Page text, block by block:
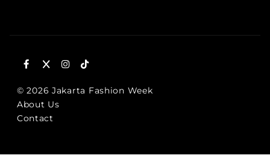
© 2026 Jakarta Fashion Week
About Us
Contact